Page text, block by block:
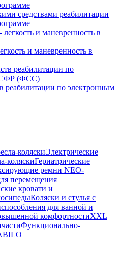
средствами реабилитации
и маневренность в
реабилитации по электронным
коляскиЭлектрические
коляскиГериатрические
ремни NEO-
перемещения
кровати и
Коляски и стулья с
для ванной и
комфортностиXXL
Функционально-